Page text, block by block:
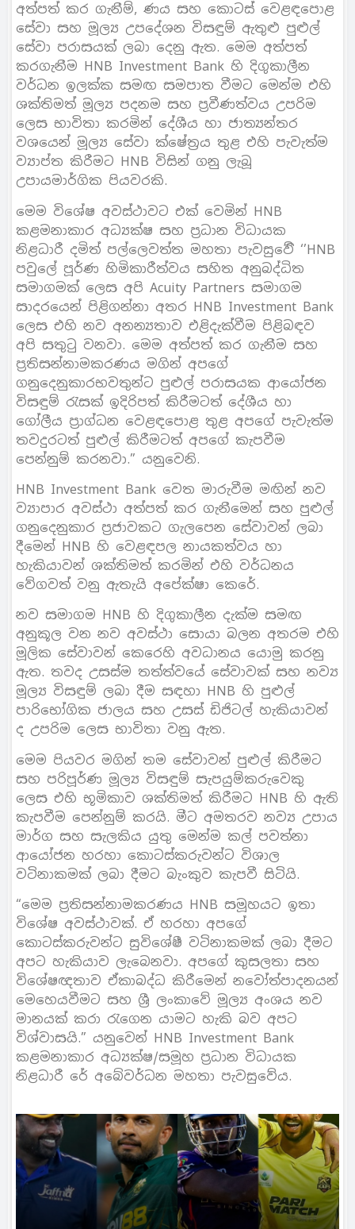
අත්පත් කර ගැනීම්, ණය සහ කොටස් වෙළඳපොළ
සේවා සහ මූල්‍ය උපදේශන විසඳුම් ඇතුළු පුළුල්
සේවා පරාසයක් ලබා දෙනු ඇත. මෙම අත්පත්
කරගැනීම HNB Investment Bank හි දිගුකාලීන
වර්ධන ඉලක්ක සමඟ සමපාත වීමට මෙන්ම එහි
ශක්තිමත් මූල්‍ය පදනම සහ ප්‍රවීණත්වය උපරිම
ලෙස භාවිතා කරමින් දේශීය හා ජාත්‍යන්තර
වශයෙන් මූල්‍ය සේවා ක්ෂේත්‍රය තුළ එහි පැවැත්ම
ව්‍යාප්ත කිරීමට HNB විසින් ගනු ලැබූ
උපායමාර්ගික පියවරකි.
මෙම විශේෂ අවස්ථාවට එක් වෙමින් HNB
කළමනාකාර අධ්‍යක්ෂ සහ ප්‍රධාන විධායක
නිළධාරී දමිත් පල්ලෙවත්ත මහතා පැවසුවේි ‘’HNB
පවුලේ පූර්ණ හිමිකාරීත්වය සහිත අනුබද්ධිත
සමාගමක් ලෙස අපි Acuity Partners සමාගම
සාදරයෙන් පිළිගන්නා අතර HNB Investment Bank
ලෙස එහි නව අනන්‍යතාව එළිදැක්වීම පිළිබඳව
අපි සතුටු වනවා. මෙම අත්පත් කර ගැනීම සහ
ප්‍රතිසන්නාමකරණය මගින් අපගේ
ගනුදෙනුකාරභවතුන්ට පුළුල් පරාසයක ආයෝජන
විසඳුම් රැසක් ඉදිරිපත් කිරීමටත් දේශීය හා
ගෝලීය ප්‍රාග්ධන වෙළඳපොළ තුළ අපගේ පැවැත්ම
තවදුරටත් පුළුල් කිරීමටත් අපගේ කැපවීම
පෙන්නුම් කරනවා.” යනුවෙනි.
HNB Investment Bank වෙත මාරුවීම මඟින් නව
ව්‍යාපාර අවස්ථා අත්පත් කර ගැනීමෙන් සහ පුළුල්
ගනුදෙනුකාර ප්‍රජාවකට ගැලපෙන සේවාවන් ලබා
දීමෙන් HNB හි වෙළඳපල නායකත්වය හා
හැකියාවන් ශක්තිමත් කරමින් එහි වර්ධනය
වේගවත් වනු ඇතැයි අපේක්ෂා කෙරේ.
නව සමාගම HNB හි දිගුකාලීන දැක්ම සමඟ
අනුකූල වන නව අවස්ථා සොයා බලන අතරම එහි
මූලික සේවාවන් කෙරෙහි අවධානය යොමු කරනු
ඇත. තවද උසස්ම තත්ත්වයේ සේවාවක් සහ නව්‍ය
මූල්‍ය විසඳුම් ලබා දීම සඳහා HNB හි පුළුල්
පාරිභෝගික ජාලය සහ උසස් ඩිජිටල් හැකියාවන්
ද උපරිම ලෙස භාවිතා වනු ඇත.
මෙම පියවර මගින් තම සේවාවන් පුළුල් කිරීමට
සහ පරිපූර්ණ මූල්‍ය විසඳුම් සැපයුම්කරුවෙකු
ලෙස එහි භූමිකාව ශක්තිමත් කිරීමට HNB හි ඇති
කැපවීම පෙන්නුම් කරයි. මීට අමතරව නව්‍ය උපාය
මාර්ග සහ සැලකිය යුතු මෙන්ම කල් පවත්නා
ආයෝජන හරහා කොටස්කරුවන්ට විශාල
වටිනාකමක් ලබා දීමට බැංකුව කැපවී සිටියි.
“මෙම ප්‍රතිසන්නාමකරණය HNB සමූහයට ඉතා
විශේෂ අවස්ථාවක්. ඒ හරහා අපගේ
කොටස්කරුවන්ට සුවිශේෂී වටිනාකමක් ලබා දීමට
අපට හැකියාව ලැබෙනවා. අපගේ කුසලතා සහ
විශේෂඥතාව ඒකාබද්ධ කිරීමෙන් නවෝත්පාදනයන්
මෙහෙයවීමට සහ ශ්‍රී ලංකාවේ මූල්‍ය අංශය නව
මානයක් කරා රැගෙන යාමට හැකි බව අපට
විශ්වාසයි.” යනුවෙන් HNB Investment Bank
කළමනාකාර අධ්‍යක්ෂ/සමූහ ප්‍රධාන විධායක
නිළධාරී රේ අබේවර්ධන මහතා පැවසුවේය.